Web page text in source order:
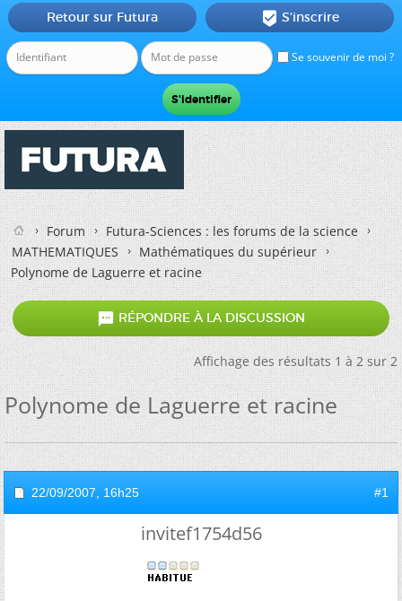
Se souvenir de moi ?
Retour sur Futura  S'inscrire
Forum
Futura-Sciences : les forums de la science
MATHEMATIQUES
Mathématiques du supérieur
Polynome de Laguerre et racine
 RÉPONDRE À LA DISCUSSION
Affichage des résultats 1 à 2 sur 2
Polynome de Laguerre et racine
22/09/2007, 16h25 #1
invitef1754d56